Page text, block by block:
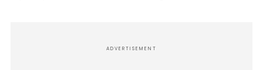
ADVERTISEMENT